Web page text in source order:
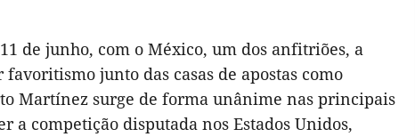
de junho, com o México, um dos anfitriões, a
junto das casas de apostas como
Martínez surge de forma unânime nas principais
a competição disputada nos Estados Unidos,